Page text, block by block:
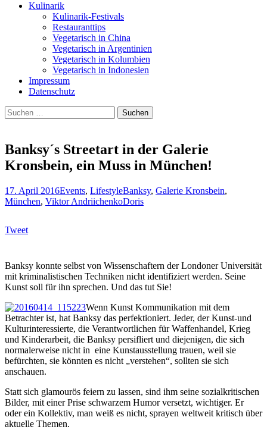
Kulinarik
Kulinarik-Festivals
Restauranttips
Vegetarisch in China
Vegetarisch in Argentinien
Vegetarisch in Kolumbien
Vegetarisch in Indonesien
Impressum
Datenschutz
Suchen
nach:
Banksy´s Streetart in der Galerie
Kronsbein, ein Muss in München!
17. April 2016Events, LifestyleBanksy, Galerie Kronsbein,
München, Viktor AndriichenkoDoris
Tweet
Banksy konnte selbst von Wissenschaftern der Londoner Universität
mit kriminalistischen Techniken nicht identifiziert werden. Seine
Kunst soll für ihn sprechen. Und das tut Sie!
Wenn Kunst Kommunikation mit dem
Betrachter ist, hat Banksy das perfektioniert. Jeder, der Kunst-und
Kulturinteressierte, die Verantwortlichen für Waffenhandel, Krieg
und Kinderarbeit, die Banksy persifliert und diejenigen, die sich
normalerweise nicht in eine Kunstausstellung trauen, weil sie
befürchten, sie könnten es nicht „verstehen“, sollten sie sich
anschauen.
Statt sich glamourös feiern zu lassen, sind ihm seine sozialkritischen
Bilder, mit einer Prise schwarzem Humor versetzt, wichtiger. Er
oder ein Kollektiv, man weiß es nicht, sprayen weltweit kritisch über
aktuelle Themen.